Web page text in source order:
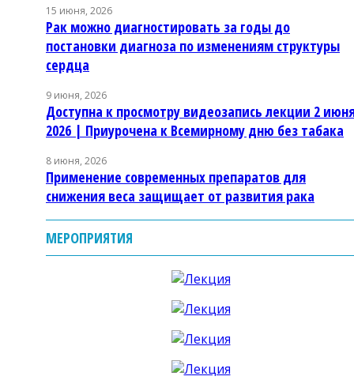
15 июня, 2026
Рак можно диагностировать за годы до
постановки диагноза по изменениям структуры
сердца
9 июня, 2026
Доступна к просмотру видеозапись лекции 2
2026 | Приурочена к Всемирному дню без табака
8 июня, 2026
Применение современных препаратов для
снижения веса защищает от развития рака
МЕРОПРИЯТИЯ